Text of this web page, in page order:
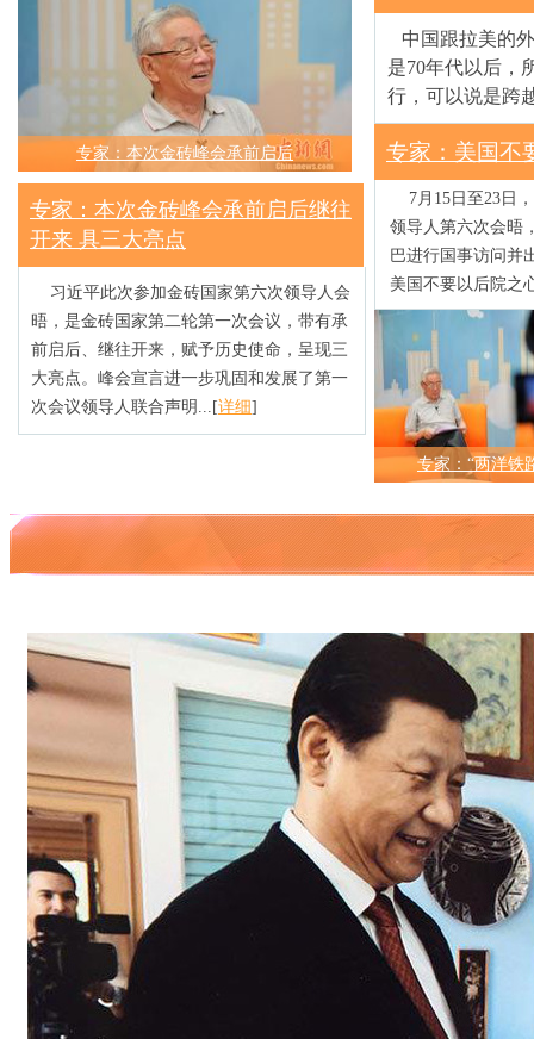
专家：本次金砖峰会承前启后
专家：本次金砖峰会承前启后继往
开来 具三大亮点
习近平此次参加金砖国家第六次领导人会
晤，是金砖国家第二轮第一次会议，带有承
前启后、继往开来，赋予历史使命，呈现三
大亮点。峰会宣言进一步巩固和发展了第一
次会议领导人联合声明... [详细]
中国跟拉美的
是70年代以后，
行，可以说是跨
专家：美国不
7月15日至23日
领导人第六次会晤
巴进行国事访问并
美国不要以后院之
专家：“两洋铁